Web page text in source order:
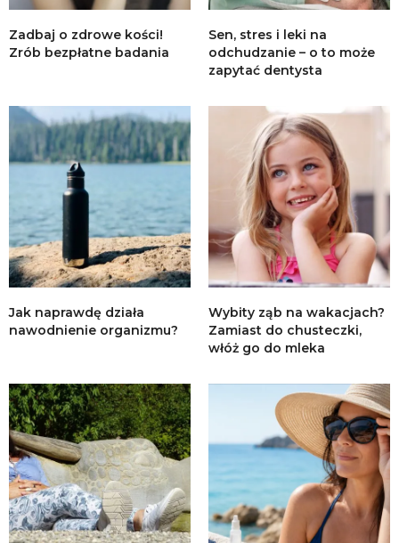
Zadbaj o zdrowe kości!
Zrób bezpłatne badania
Sen, stres i leki na
odchudzanie – o to może
zapytać dentysta
Jak naprawdę działa
nawodnienie organizmu?
Wybity ząb na wakacjach?
Zamiast do chusteczki,
włóż go do mleka